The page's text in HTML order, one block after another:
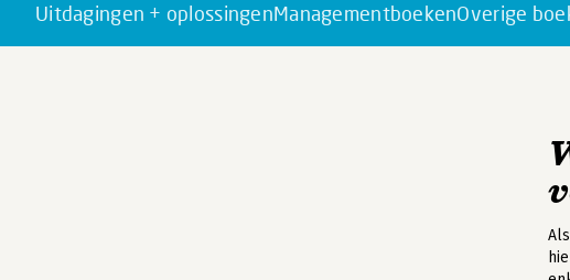
Uitdagingen + oplossingenManagementboekenOverige